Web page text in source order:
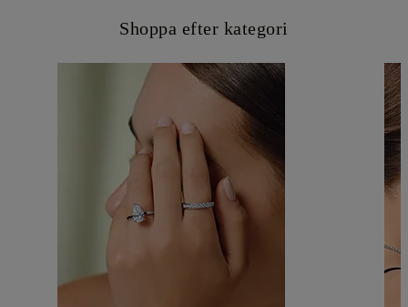
Shoppa efter kategori